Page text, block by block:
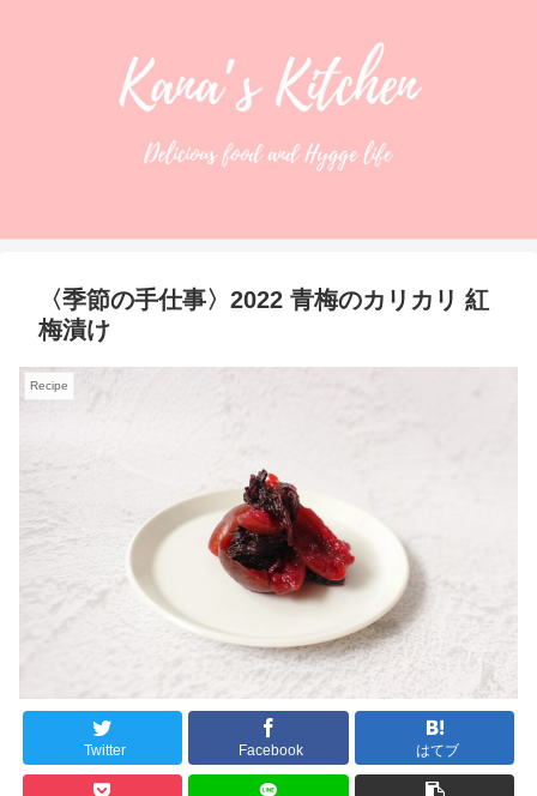
〈季節の手仕事〉2022 青梅のカリカリ 紅
梅漬け
Recipe
Twitter Facebook はてブ